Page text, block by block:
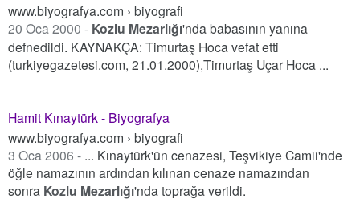
www.biyografya.com › biyografi
20 Oca 2000 - Kozlu Mezarlığı'nda babasının yanına
defnedildi. KAYNAKÇA: Timurtaş Hoca vefat etti
(turkiyegazetesi.com, 21.01.2000),Timurtaş Uçar Hoca ...
Hamit Kınaytürk - Biyografya
www.biyografya.com › biyografi
3 Oca 2006 - ... Kınaytürk'ün cenazesi, Teşvikiye Camii'nde
öğle namazının ardından kılınan cenaze namazından
sonra Kozlu Mezarlığı'nda toprağa verildi.